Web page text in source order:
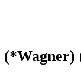
(*Wagner)